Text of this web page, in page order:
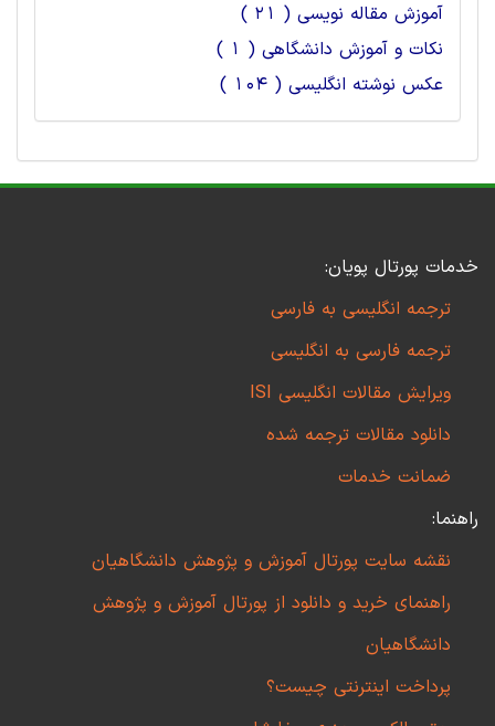
آموزش مقاله نویسی ( 21 )
نکات و آموزش دانشگاهی ( 1 )
عکس نوشته انگلیسی ( 104 )
خدمات پورتال پویان:
ترجمه انگلیسی به فارسی
ترجمه فارسی به انگلیسی
ویرایش مقالات انگلیسی ISI
دانلود مقالات ترجمه شده
ضمانت خدمات
راهنما:
نقشه سایت پورتال آموزش و پژوهش دانشگاهیان
راهنمای خرید و دانلود از پورتال آموزش و پژوهش
دانشگاهیان
پرداخت اینترنتی چیست؟